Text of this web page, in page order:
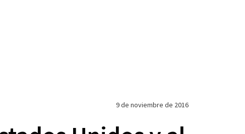
9 de noviembre de 2016